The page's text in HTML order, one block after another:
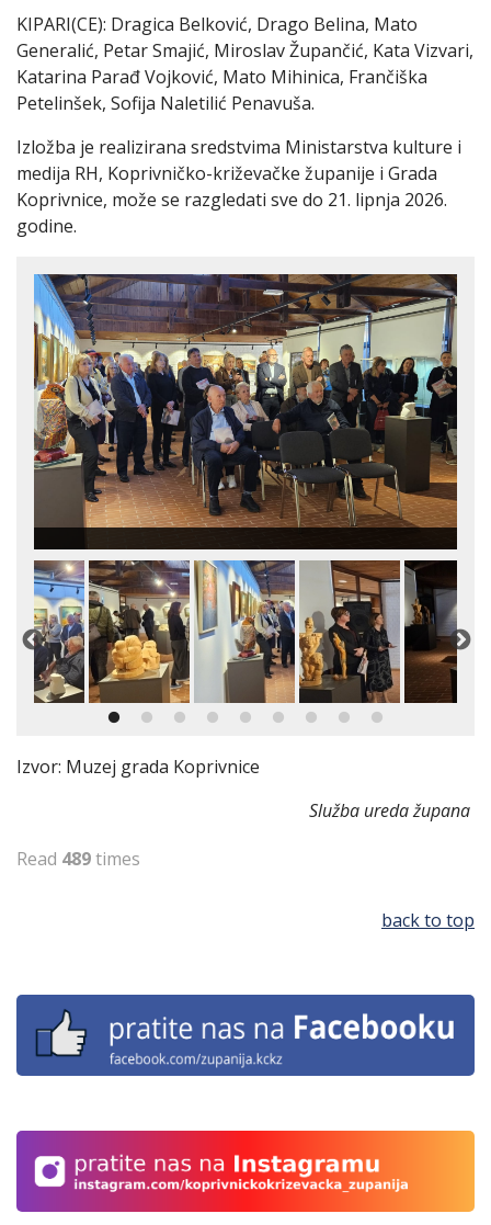
KIPARI(CE): Dragica Belković, Drago Belina, Mato
Generalić, Petar Smajić, Miroslav Župančić, Kata Vizvari,
Katarina Parađ Vojković, Mato Mihinica, Frančiška
Petelinšek, Sofija Naletilić Penavuša.
Izložba je realizirana sredstvima Ministarstva kulture i
medija RH, Koprivničko-križevačke županije i Grada
Koprivnice, može se razgledati sve do 21. lipnja 2026.
godine.
Izvor: Muzej grada Koprivnice
Služba ureda župana
Read 489times
back to top